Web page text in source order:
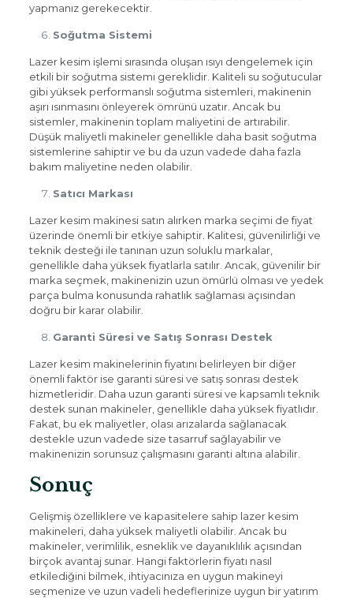
yapmanız gerekecektir.
Soğutma Sistemi
Lazer kesim işlemi sırasında oluşan ısıyı dengelemek için
etkili bir soğutma sistemi gereklidir. Kaliteli su soğutucular
gibi yüksek performanslı soğutma sistemleri, makinenin
aşırı ısınmasını önleyerek ömrünü uzatır. Ancak bu
sistemler, makinenin toplam maliyetini de artırabilir.
Düşük maliyetli makineler genellikle daha basit soğutma
sistemlerine sahiptir ve bu da uzun vadede daha fazla
bakım maliyetine neden olabilir.
Satıcı Markası
Lazer kesim makinesi satın alırken marka seçimi de fiyat
üzerinde önemli bir etkiye sahiptir. Kalitesi, güvenilirliği ve
teknik desteği ile tanınan uzun soluklu markalar,
genellikle daha yüksek fiyatlarla satılır. Ancak, güvenilir bir
marka seçmek, makinenizin uzun ömürlü olması ve yedek
parça bulma konusunda rahatlık sağlaması açısından
doğru bir karar olabilir.
Garanti Süresi ve Satış Sonrası Destek
Lazer kesim makinelerinin fiyatını belirleyen bir diğer
önemli faktör ise garanti süresi ve satış sonrası destek
hizmetleridir. Daha uzun garanti süresi ve kapsamlı teknik
destek sunan makineler, genellikle daha yüksek fiyatlıdır.
Fakat, bu ek maliyetler, olası arızalarda sağlanacak
destekle uzun vadede size tasarruf sağlayabilir ve
makinenizin sorunsuz çalışmasını garanti altına alabilir.
Sonuç
Gelişmiş özelliklere ve kapasitelere sahip lazer kesim
makineleri, daha yüksek maliyetli olabilir. Ancak bu
makineler, verimlilik, esneklik ve dayanıklılık açısından
birçok avantaj sunar. Hangi faktörlerin fiyatı nasıl
etkilediğini bilmek, ihtiyacınıza en uygun makineyi
seçmenize ve uzun vadeli hedeflerinize uygun bir yatırım